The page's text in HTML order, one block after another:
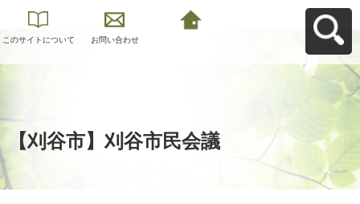
このサイトについて お問い合わせ
【刈谷市】刈谷市民会議